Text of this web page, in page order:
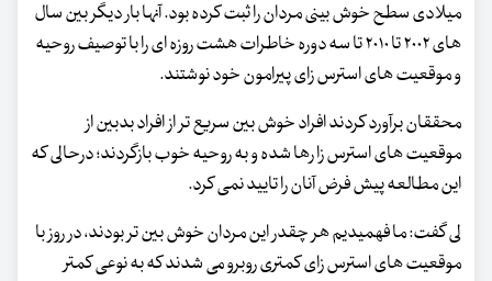
میلادی سطح خوش بینی مردان را ثبت کرده بود. آنها بار دیگر بین سال
های ۲۰۰۲ تا ۲۰۱۰ تا سه دوره خاطرات هشت روزه ای را با توصیف روحیه
و موقعیت های استرس زای پیرامون خود نوشتند.
محققان برآورد کردند افراد خوش بین سریع تر از افراد بدبین از
موقعیت های استرس زا رها شده و به روحیه خوب بازگردند؛ درحالی که
این مطالعه پیش فرض آنان را تایید نمی کرد.
لی گفت: ما فهمیدیم هر چقدر این مردان خوش بین تر بودند، در روز با
موقعیت های استرس زای کمتری روبرو می شدند که به نوعی کمتر